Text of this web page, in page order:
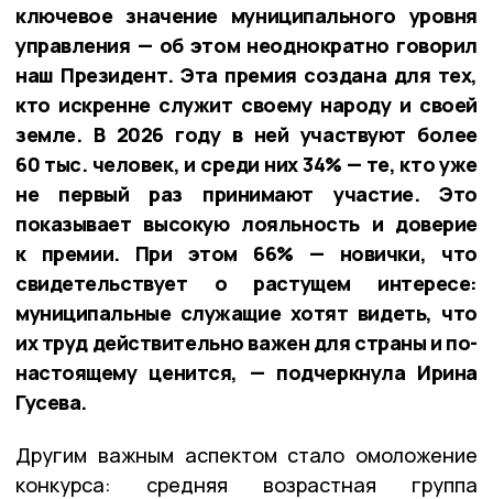
ключевое значение муниципального уровня
управления — об этом неоднократно говорил
наш Президент. Эта премия создана для тех,
кто искренне служит своему народу и своей
земле. В 2026 году в ней участвуют более
60 тыс. человек, и среди них 34% — те, кто уже
не первый раз принимают участие. Это
показывает высокую лояльность и доверие
к премии. При этом 66% — новички, что
свидетельствует о растущем интересе:
муниципальные служащие хотят видеть, что
их труд действительно важен для страны и по-
настоящему ценится, — подчеркнула Ирина
Гусева.
Другим важным аспектом стало омоложение
конкурса: средняя возрастная группа